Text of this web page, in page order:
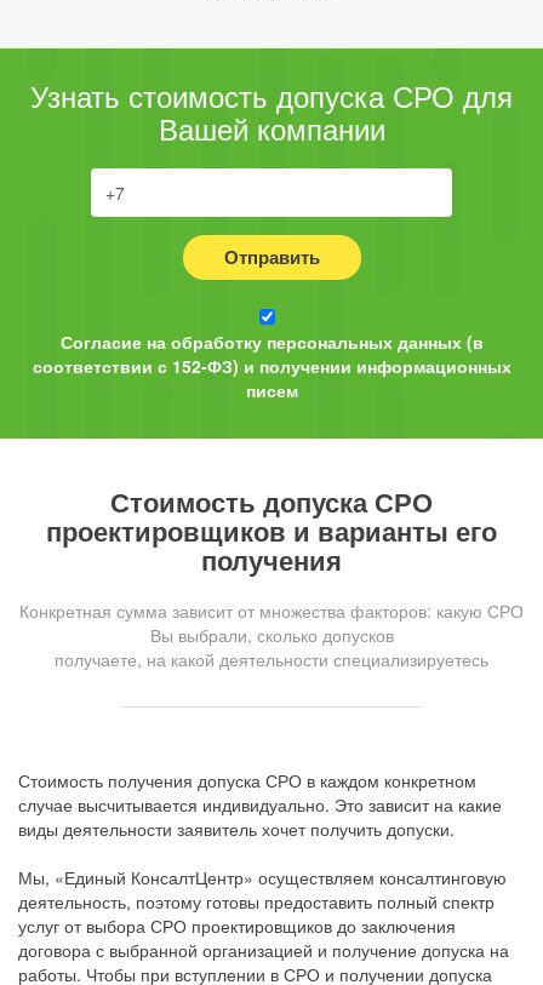
Узнать стоимость допуска СРО для
Вашей компании
Отправить
Согласие на обработку персональных данных (в
соответствии с 152-ФЗ) и получении информационных
писем
Стоимость допуска СРО
проектировщиков и варианты его
получения
Конкретная сумма зависит от множества факторов: какую СРО
Вы выбрали, сколько допусков
получаете, на какой деятельности специализируетесь
Стоимость получения допуска СРО в каждом конкретном
случае высчитывается индивидуально. Это зависит на какие
виды деятельности заявитель хочет получить допуски.
Мы, «Единый КонсалтЦентр» осуществляем консалтинговую
деятельность, поэтому готовы предоставить полный спектр
услуг от выбора СРО проектировщиков до заключения
договора с выбранной организацией и получение допуска на
работы. Чтобы при вступлении в СРО и получении допуска